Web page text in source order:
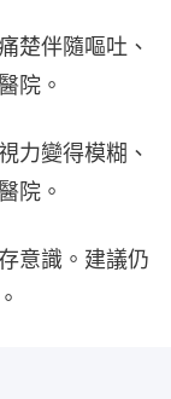
楚伴隨嘔吐、
院。
力變得模糊、
院。
意識。建議仍